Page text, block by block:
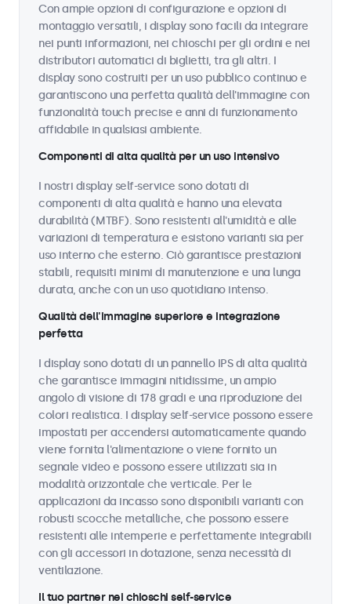
Con ampie opzioni di configurazione e opzioni di
montaggio versatili, i display sono facili da integrare
nei punti informazioni, nei chioschi per gli ordini e nei
distributori automatici di biglietti, tra gli altri. I
display sono costruiti per un uso pubblico continuo e
garantiscono una perfetta qualità dell'immagine con
funzionalità touch precise e anni di funzionamento
affidabile in qualsiasi ambiente.
Componenti di alta qualità per un uso intensivo
I nostri display self-service sono dotati di
componenti di alta qualità e hanno una elevata
durabilità (MTBF). Sono resistenti all'umidità e alle
variazioni di temperatura e esistono varianti sia per
uso interno che esterno. Ciò garantisce prestazioni
stabili, requisiti minimi di manutenzione e una lunga
durata, anche con un uso quotidiano intenso.
Qualità dell'immagine superiore e integrazione
perfetta
I display sono dotati di un pannello IPS di alta qualità
che garantisce immagini nitidissime, un ampio
angolo di visione di 178 gradi e una riproduzione dei
colori realistica. I display self-service possono essere
impostati per accendersi automaticamente quando
viene fornita l'alimentazione o viene fornito un
segnale video e possono essere utilizzati sia in
modalità orizzontale che verticale. Per le
applicazioni da incasso sono disponibili varianti con
robusti scocche metalliche, che possono essere
resistenti alle intemperie e perfettamente integrabili
con gli accessori in dotazione, senza necessità di
ventilazione.
Il tuo partner nei chioschi self-service